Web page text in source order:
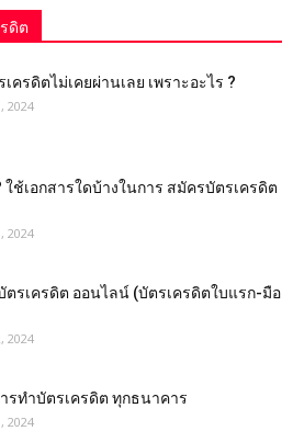
ดิต
ครดิตไม่เคยผ่านเลย เพราะอะไร ?
2024
ใช้เอกสารใดบ้างในการ สมัครบัตรเครดิต
2024
รเครดิต ออนไลน์ (บัตรเครดิตใบแรก-มือ
2024
รทําบัตรเครดิต ทุกธนาคาร
2024